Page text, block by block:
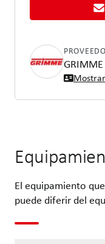
El equipamiento
puede diferir del